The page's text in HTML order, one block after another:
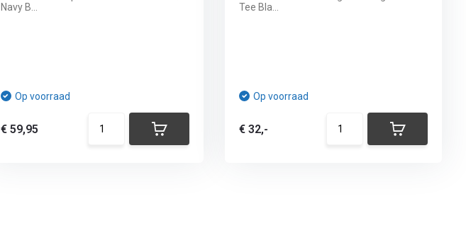
Navy B...
Op voorraad
€ 59,95
Tee Bla...
Op voorraad
€ 32,-